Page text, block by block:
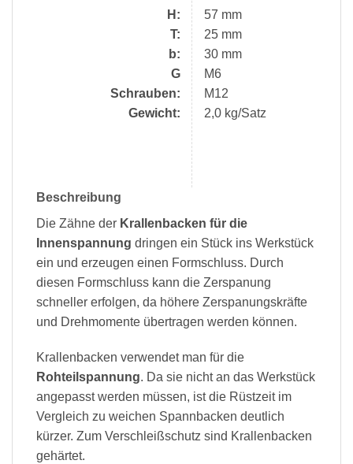
H:
T:
b:
G
Schrauben:
Gewicht:
57 mm
25 mm
30 mm
M6
M12
2,0 kg/Satz
Beschreibung
Die Zähne der Krallenbacken für die
Innenspannung dringen ein Stück ins Werkstück
ein und erzeugen einen Formschluss. Durch
diesen Formschluss kann die Zerspanung
schneller erfolgen, da höhere Zerspanungskräfte
und Drehmomente übertragen werden können.
Krallenbacken verwendet man für die
Rohteilspannung. Da sie nicht an das Werkstück
angepasst werden müssen, ist die Rüstzeit im
Vergleich zu weichen Spannbacken deutlich
kürzer. Zum Verschleißschutz sind Krallenbacken
gehärtet.